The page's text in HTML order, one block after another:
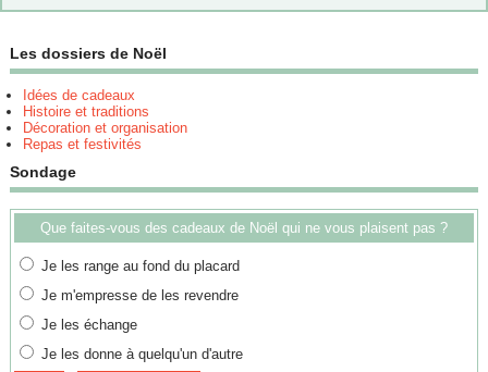
Les dossiers de Noël
Idées de cadeaux
Histoire et traditions
Décoration et organisation
Repas et festivités
Sondage
Que faites-vous des cadeaux de Noël qui ne vous plaisent pas ?
Je les range au fond du placard
Je m'empresse de les revendre
Je les échange
Je les donne à quelqu'un d'autre